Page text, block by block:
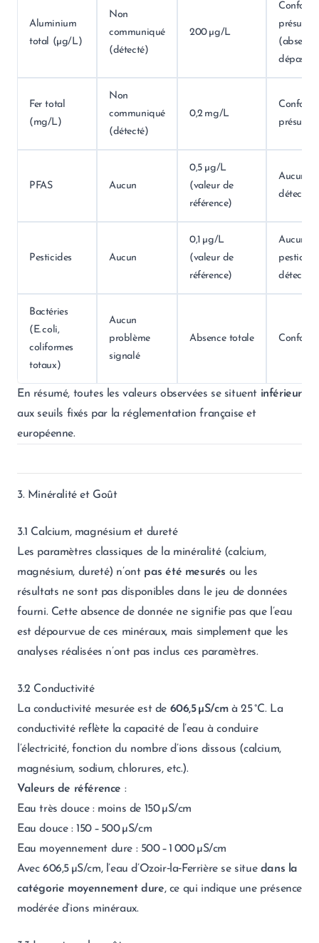
Aluminium
total (µg/L)
Non
communiqué
(détecté)
200 µg/L
présumée
Fer total
(mg/L)
Non
communiqué
(détecté)
0,2 mg/L
présumée
PFAS Aucun
0,5 µg/L
(valeur de
référence)
Aucun
détecté
Pesticides Aucun
0,1 µg/L
(valeur de
référence)
Aucun
pesticide
détecté
Bactéries
(E. coli,
coliformes
totaux)
Aucun
problème
signalé
Absence totale
En résumé, toutes les valeurs observées se situent inférieur
aux seuils fixés par la réglementation française et
européenne.
3. Minéralité et Goût
3.1 Calcium, magnésium et dureté
Les paramètres classiques de la minéralité (calcium,
magnésium, dureté) n’ont pas été mesurés ou les
résultats ne sont pas disponibles dans le jeu de données
fourni. Cette absence de donnée ne signifie pas que l’eau
est dépourvue de ces minéraux, mais simplement que les
analyses réalisées n’ont pas inclus ces paramètres.
3.2 Conductivité
La conductivité mesurée est de 606,5 µS/cmà 25 °C. La
conductivité reflète la capacité de l’eau à conduire
l’électricité, fonction du nombre d’ions dissous (calcium,
magnésium, sodium, chlorures, etc.).
Valeurs de référence :
Eau très douce : moins de 150 µS/cm
Eau douce : 150 – 500 µS/cm
Eau moyennement dure : 500 – 1 000 µS/cm
Avec 606,5 µS/cm, l’eau d’Ozoir‑la‑Ferrière se situe dans la
catégorie moyennement dure, ce qui indique une présence
modérée d’ions minéraux.